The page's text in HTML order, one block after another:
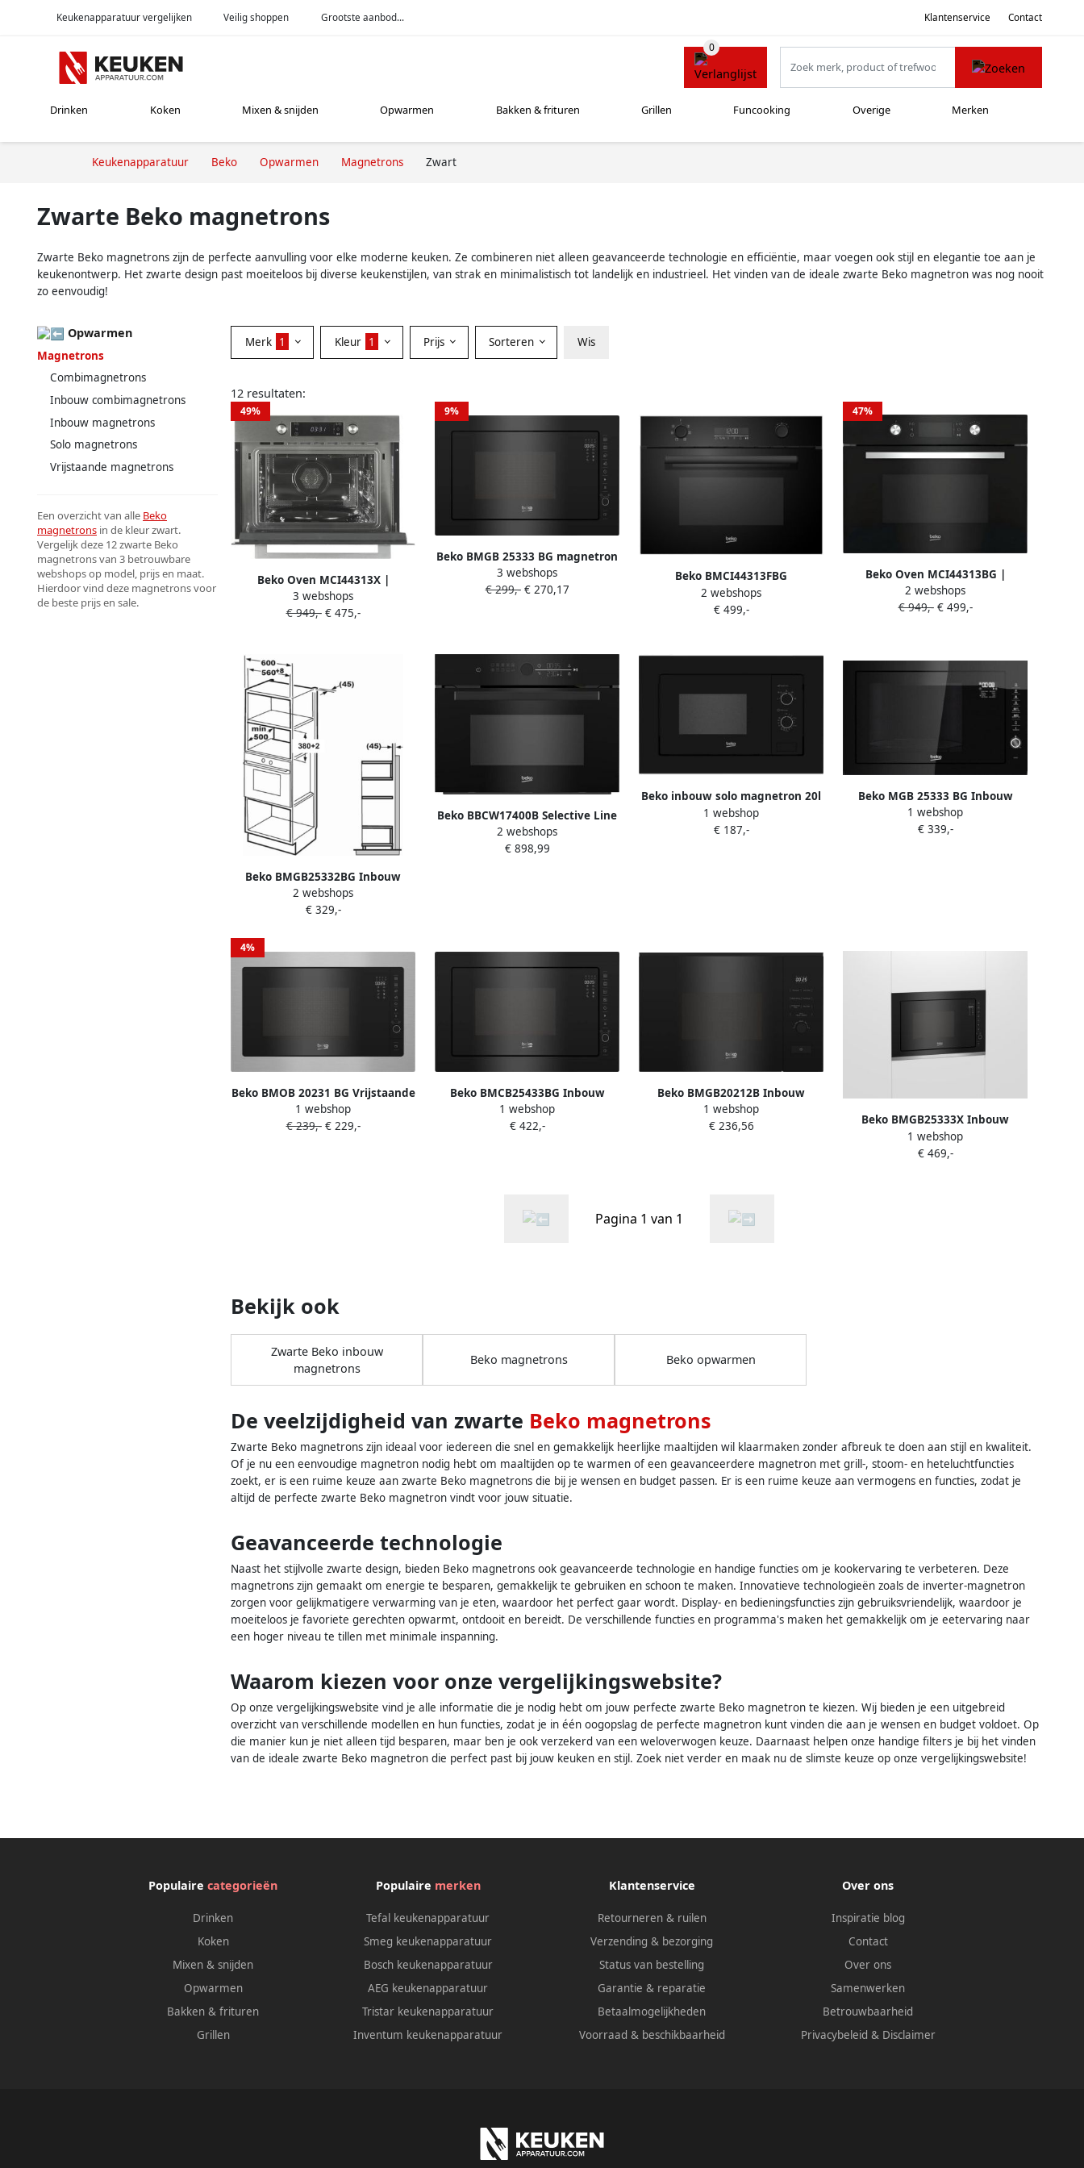
Keukenapparatuur vergelijken Veilig shoppen Grootste aanbod... Klantenservice Contact
Drinken Koken Mixen & snijden Opwarmen Bakken & frituren Grillen Funcooking Overige Merken
Keukenapparatuur Beko Opwarmen Magnetrons Zwart
Zwarte Beko magnetrons
Zwarte Beko magnetrons zijn de perfecte aanvulling voor elke moderne keuken. Ze combineren niet alleen geavanceerde technologie en efficiëntie, maar voegen ook stijl en elegantie toe aan je
keukenontwerp. Het zwarte design past moeiteloos bij diverse keukenstijlen, van strak en minimalistisch tot landelijk en industrieel. Het vinden van de ideale zwarte Beko magnetron was nog nooit
zo eenvoudig!
Opwarmen
Magnetrons
Combimagnetrons
Inbouw combimagnetrons
Inbouw magnetrons
Solo magnetrons
Vrijstaande magnetrons
Een overzicht van alle Beko
magnetrons in de kleur zwart.
Vergelijk deze 12 zwarte Beko
magnetrons van 3 betrouwbare
webshops op model, prijs en maat.
Hierdoor vind deze magnetrons voor
de beste prijs en sale.
Merk 1 Kleur 1 Prijs Sorteren Wis
12 resultaten:
49%
Beko Oven MCI44313X |
Microgolfovens | 8690842550713
3 webshops
€ 949,-€ 475,-
9%
Beko BMGB 25333 BG magnetron
inbouw Grill-magnetron 25L 900
W Zwart
3 webshops
€ 299,-€ 270,17
Beko BMCI44313FBG
Inbouwmagnetron
combimagnetron Grill Kinderslot
2 webshops
€ 499,-
47%
Beko Oven MCI44313BG |
Microgolfovens | Keuken&Koken
Microgolf&Ovens |
2 webshops
€ 949,-€ 499,-
Beko BMGB25332BG Inbouw
Magnetron Grijs
2 webshops
€ 329,-
Beko BBCW17400B Selective Line
Inbouw oven met magnetron
Grijs
2 webshops
€ 898,99
Beko inbouw solo magnetron 20l
800w zwart BMOB20202B
1 webshop
€ 187,-
Beko MGB 25333 BG Inbouw
magnetron
1 webshop
€ 339,-
4%
Beko BMOB 20231 BG Vrijstaande
magentron
1 webshop
€ 239,-€ 229,-
Beko BMCB25433BG Inbouw
combimagnetrons Zwart
1 webshop
€ 422,-
Beko BMGB20212B Inbouw
Magnetron Zwart
1 webshop
€ 236,56
Beko BMGB25333X Inbouw
Magnetron Zwart
1 webshop
€ 469,-
Pagina 1 van 1
Bekijk ook
Zwarte Beko inbouw
magnetrons
Beko magnetrons Beko opwarmen
De veelzijdigheid van zwarte Beko magnetrons
Zwarte Beko magnetrons zijn ideaal voor iedereen die snel en gemakkelijk heerlijke maaltijden wil klaarmaken zonder afbreuk te doen aan stijl en kwaliteit.
Of je nu een eenvoudige magnetron nodig hebt om maaltijden op te warmen of een geavanceerdere magnetron met grill-, stoom- en heteluchtfuncties
zoekt, er is een ruime keuze aan zwarte Beko magnetrons die bij je wensen en budget passen. Er is een ruime keuze aan vermogens en functies, zodat je
altijd de perfecte zwarte Beko magnetron vindt voor jouw situatie.
Geavanceerde technologie
Naast het stijlvolle zwarte design, bieden Beko magnetrons ook geavanceerde technologie en handige functies om je kookervaring te verbeteren. Deze
magnetrons zijn gemaakt om energie te besparen, gemakkelijk te gebruiken en schoon te maken. Innovatieve technologieën zoals de inverter-magnetron
zorgen voor gelijkmatigere verwarming van je eten, waardoor het perfect gaar wordt. Display- en bedieningsfuncties zijn gebruiksvriendelijk, waardoor je
moeiteloos je favoriete gerechten opwarmt, ontdooit en bereidt. De verschillende functies en programma's maken het gemakkelijk om je eetervaring naar
een hoger niveau te tillen met minimale inspanning.
Waarom kiezen voor onze vergelijkingswebsite?
Op onze vergelijkingswebsite vind je alle informatie die je nodig hebt om jouw perfecte zwarte Beko magnetron te kiezen. Wij bieden je een uitgebreid
overzicht van verschillende modellen en hun functies, zodat je in één oogopslag de perfecte magnetron kunt vinden die aan je wensen en budget voldoet. Op
die manier kun je niet alleen tijd besparen, maar ben je ook verzekerd van een weloverwogen keuze. Daarnaast helpen onze handige filters je bij het vinden
van de ideale zwarte Beko magnetron die perfect past bij jouw keuken en stijl. Zoek niet verder en maak nu de slimste keuze op onze vergelijkingswebsite!
Populairecategorieën
Drinken
Koken
Mixen & snijden
Opwarmen
Bakken & frituren
Grillen
Populaire merken
Tefal keukenapparatuur
Smeg keukenapparatuur
Bosch keukenapparatuur
AEG keukenapparatuur
Tristar keukenapparatuur
Inventum keukenapparatuur
Klantenservice
Retourneren & ruilen
Verzending & bezorging
Status van bestelling
Garantie & reparatie
Betaalmogelijkheden
Voorraad & beschikbaarheid
Over ons
Inspiratie blog
Contact
Over ons
Samenwerken
Betrouwbaarheid
Privacybeleid & Disclaimer